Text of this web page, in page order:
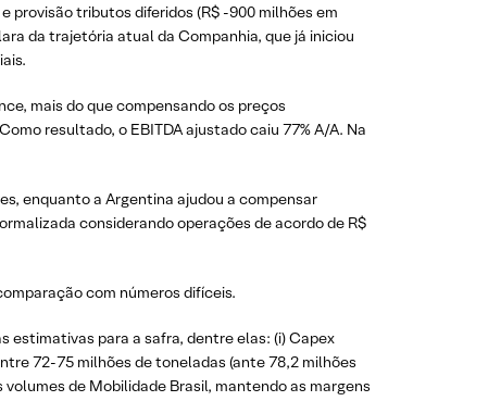
provisão tributos diferidos (R$ -900 milhões em
da trajetória atual da Companhia, que já iniciou
mais do que compensando os preços
resultado, o EBITDA ajustado caiu 77% A/A. Na
enquanto a Argentina ajudou a compensar
considerando operações de acordo de R$
com números difíceis.
estimativas para a safra, dentre elas: (i) Capex
72-75 milhões de toneladas (ante 78,2 milhões
volumes de Mobilidade Brasil, mantendo as margens